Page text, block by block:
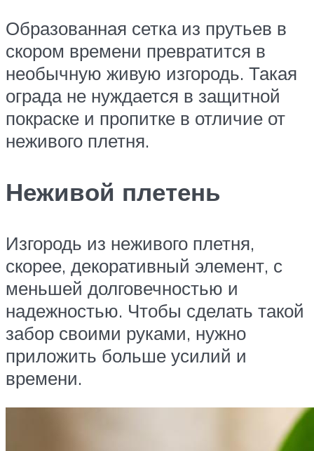
Образованная сетка из прутьев в
скором времени превратится в
необычную живую изгородь. Такая
ограда не нуждается в защитной
покраске и пропитке в отличие от
неживого плетня.
Неживой плетень
Изгородь из неживого плетня,
скорее, декоративный элемент, с
меньшей долговечностью и
надежностью. Чтобы сделать такой
забор своими руками, нужно
приложить больше усилий и
времени.